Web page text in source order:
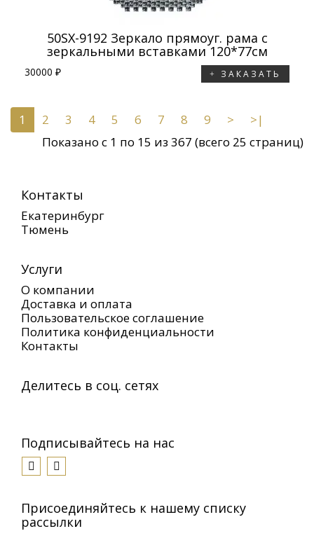
50SX-9192 Зеркало прямоуг. рама с
зеркальными вставками 120*77cм
30000 ₽ ЗАКАЗАТЬ
1 2 3 4 5 6 7 8 9 >
>|
Показано с 1 по 15 из 367 (всего 25 страниц)
Контакты
Екатеринбург
Тюмень
Услуги
О компании
Доставка и оплата
Пользовательское соглашение
Политика конфиденциальности
Контакты
Делитесь в соц. сетях
Подписывайтесь на нас
Присоединяйтесь к нашему списку
рассылки